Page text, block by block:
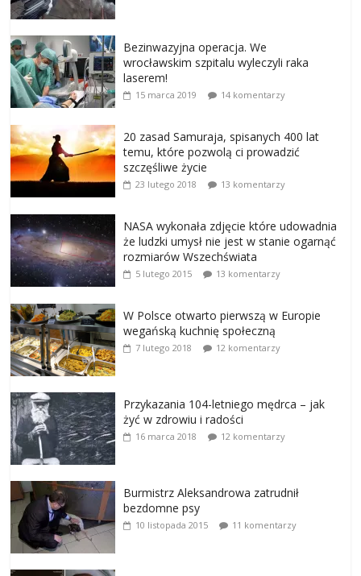
Bezinwazyjna operacja. We
wrocławskim szpitalu wyleczyli raka
laserem!
15 marca 2019 14 komentarzy
20 zasad Samuraja, spisanych 400 lat
temu, które pozwolą ci prowadzić
szczęśliwe życie
23 lutego 2018 13 komentarzy
NASA wykonała zdjęcie które udowadnia
że ludzki umysł nie jest w stanie ogarnąć
rozmiarów Wszechświata
5 lutego 2015 13 komentarzy
W Polsce otwarto pierwszą w Europie
wegańską kuchnię społeczną
7 lutego 2018 12 komentarzy
Przykazania 104-letniego mędrca – jak
żyć w zdrowiu i radości
16 marca 2018 12 komentarzy
Burmistrz Aleksandrowa zatrudnił
bezdomne psy
10 listopada 2015 11 komentarzy